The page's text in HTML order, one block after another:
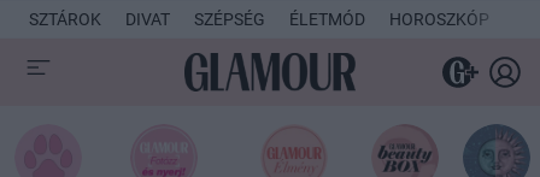
SZTÁROK DIVAT SZÉPSÉG ÉLETMÓD HOROSZKÓP